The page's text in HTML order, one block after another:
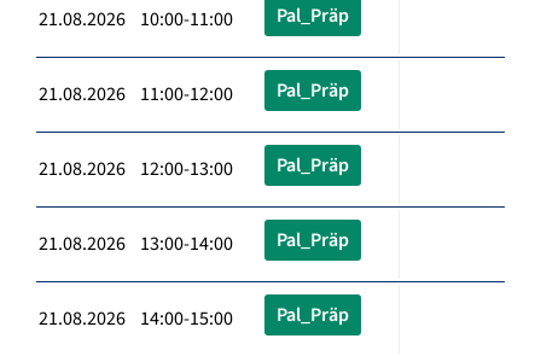
21.08.2026 10:00-11:00 Pal_Präp
21.08.2026 11:00-12:00 Pal_Präp
21.08.2026 12:00-13:00 Pal_Präp
21.08.2026 13:00-14:00 Pal_Präp
21.08.2026 14:00-15:00 Pal_Präp